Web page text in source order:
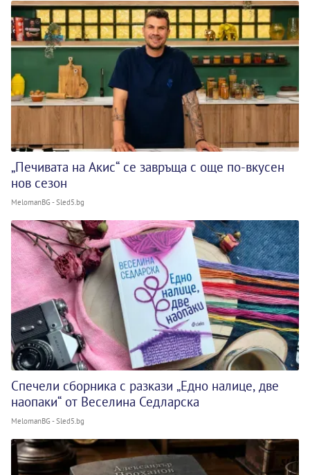
„Печивата на Акис“ се завръща с още по-вкусен
нов сезон
MelomanBG - Sled5.bg
Спечели сборника с разкази „Едно налице, две
наопаки“ от Веселина Седларска
MelomanBG - Sled5.bg